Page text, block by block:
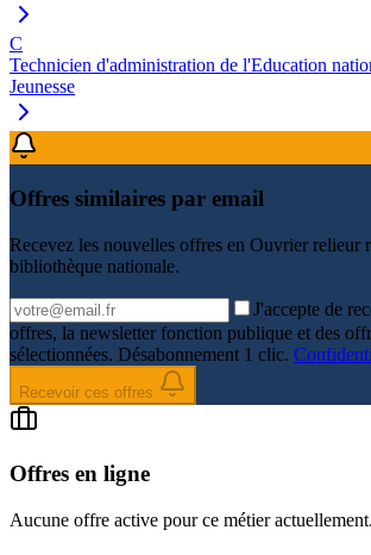
C
Technicien d'administration de l'Education
Jeunesse
Offres similaires par email
Recevez les nouvelles offres en Ouvrier relieur
bibliothèque nationale.
J'accepte de
offres, la newsletter fonction publique et des
sélectionnées. Désabonnement 1 clic.
Recevoir ces offres
Offres en ligne
Aucune offre active pour ce métier actuellement.